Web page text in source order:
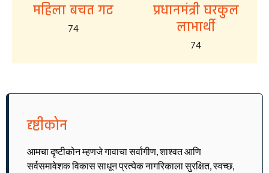
महिला बचत गट
74
प्रधानमंत्री घरकुल
लाभार्थी
74
दृष्टीकोन
आमचा दृष्टीकोन म्हणजे गावाचा सर्वांगीण, शाश्वत आणि
सर्वसमावेशक विकास साधून प्रत्येक नागरिकाला सुरक्षित, स्वच्छ,